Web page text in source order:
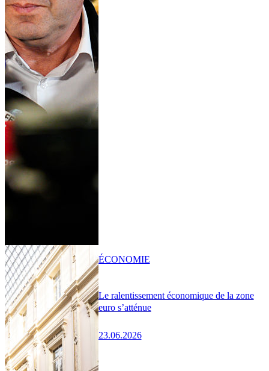
Le ralentissement économique de la zone
euro s’atténue
23.06.2026
ÉCONOMIE